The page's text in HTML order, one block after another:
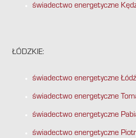
świadectwo energetyczne
ŁÓDZKIE:
świadectwo energetyczne Łódź
świadectwo energetyczne
świadectwo energetyczne
świadectwo energetyczne